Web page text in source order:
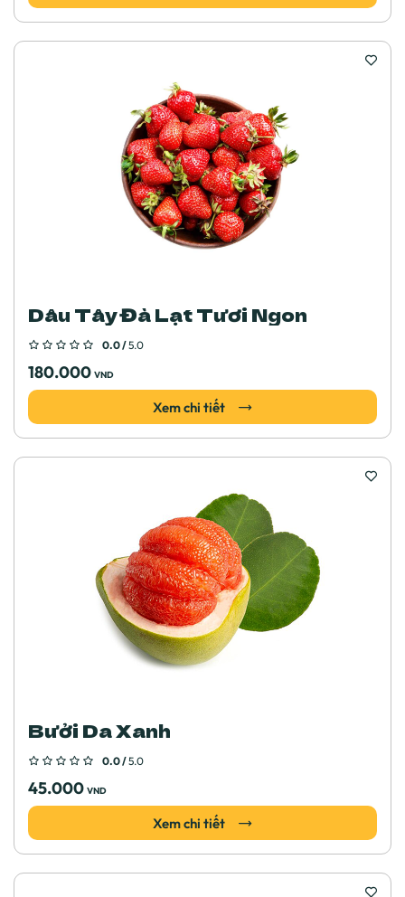
Dâu Tây Đà Lạt Tươi Ngon
0.0 /5.0
180.000 VND
Xem chi tiết
Bưởi Da Xanh
0.0 /5.0
45.000 VND
Xem chi tiết